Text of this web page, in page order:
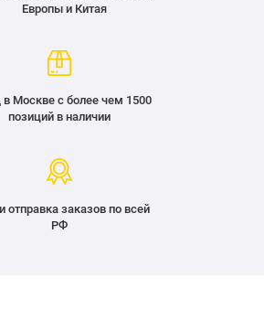
Европы и Китая
в Москве с более чем 1500
позиций в наличии
отправка заказов по всей
РФ